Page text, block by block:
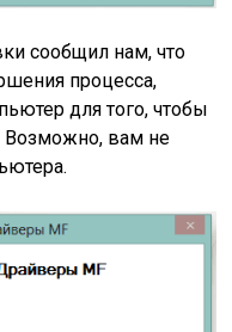
сообщил нам, что
процесса,
для того, чтобы
Возможно, вам не